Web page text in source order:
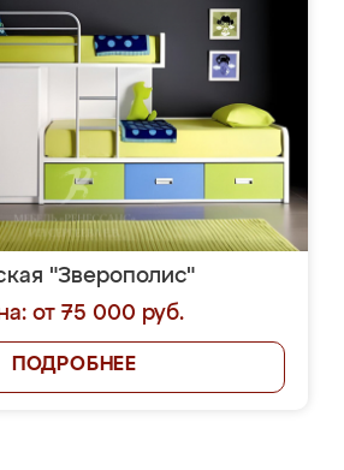
"Зверополис"
от 75 000 руб.
ПОДРОБНЕЕ